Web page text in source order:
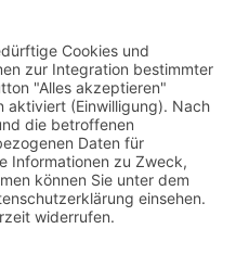
„Anfänger“
Herausforderung
der Beginn der neuen
Kraft
zu Ausdauer und